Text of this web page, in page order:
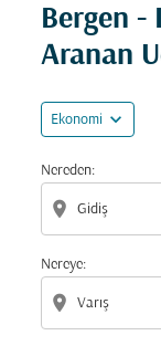
Bergen -
Aranan
Ekonomi expand_more
Nereden:
location_on
Nereye:
location_on
Fırsatları